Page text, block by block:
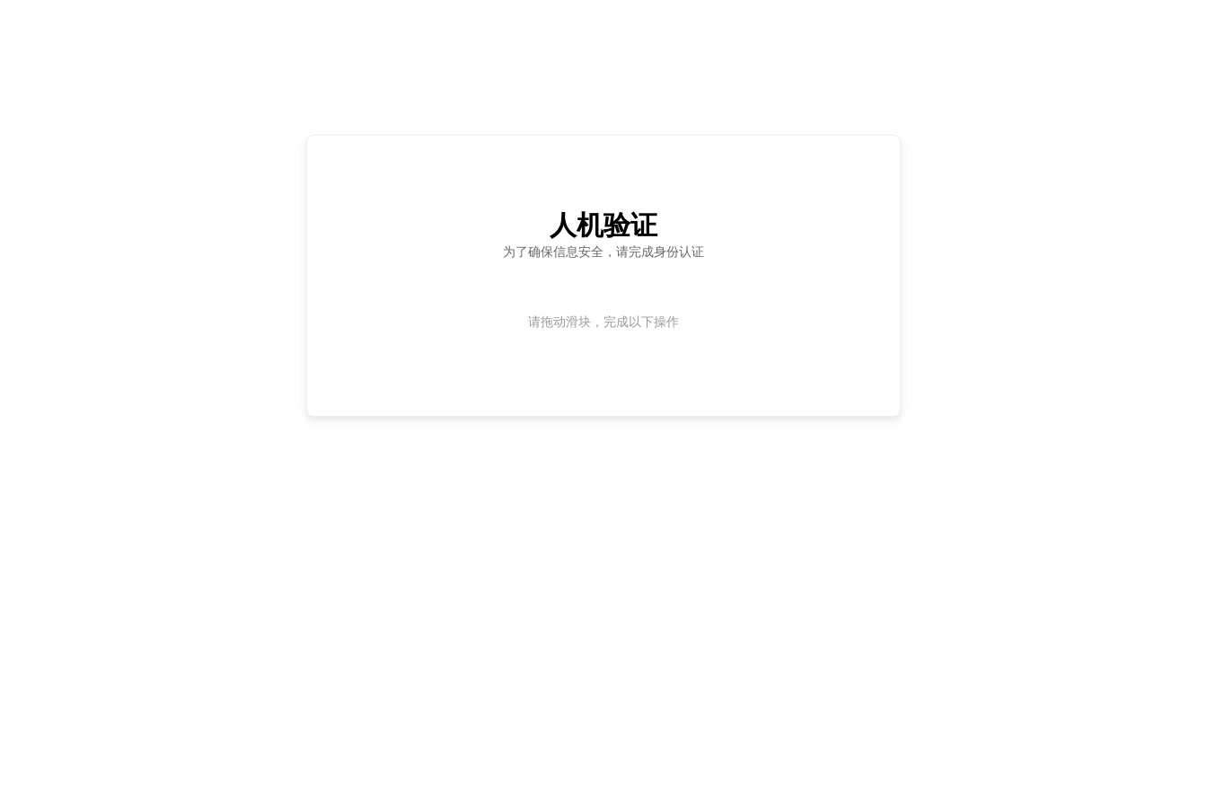
人机验证
为了确保信息安全，请完成身份认证
请拖动滑块，完成以下操作